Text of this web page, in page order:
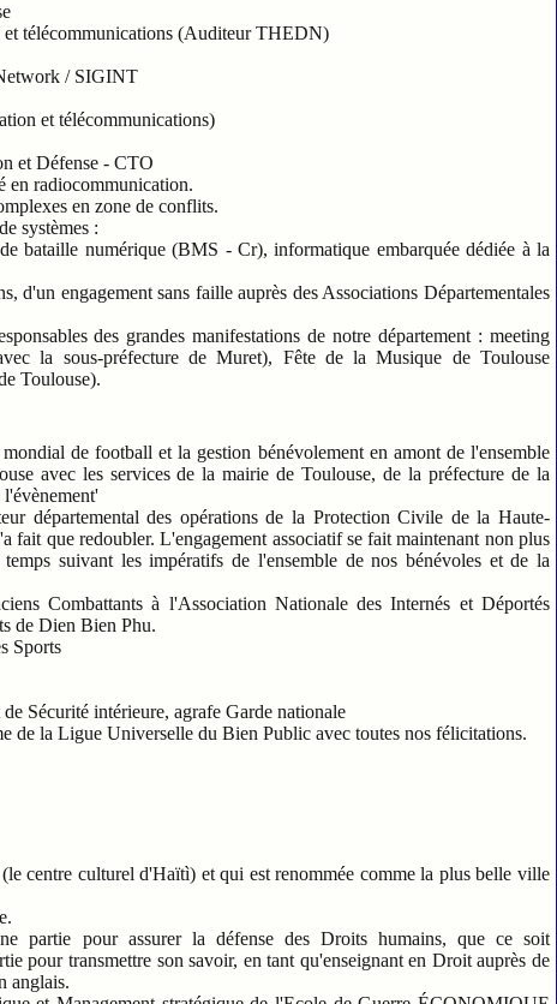
et télécommunications (Auditeur THEDN)
/ SIGINT
et télécommunications)
et Défense - CTO
en radiocommunication.
en zone de conflits.
systèmes :
bataille numérique (BMS - Cr), informatique embarquée dédiée à la
engagement sans faille auprès des Associations Départementales
des grandes manifestations de notre département : meeting
la sous-préfecture de Muret), Fête de la Musique de Toulouse
Toulouse).
de football et la gestion bénévolement en amont de l'ensemble
avec les services de la mairie de Toulouse, de la préfecture de la
départemental des opérations de la Protection Civile de la Haute-
fait que redoubler. L'engagement associatif se fait maintenant non plus
suivant les impératifs de l'ensemble de nos bénévoles et de la
Combattants à l'Association Nationale des Internés et Déportés
de Dien Bien Phu.
Sports
Sécurité intérieure, agrafe Garde nationale
de la Ligue Universelle du Bien Public avec toutes nos félicitations.
centre culturel d'Haïtì) et qui est renommée comme la plus belle ville
partie pour assurer la défense des Droits humains, que ce soit
pour transmettre son savoir, en tant qu'enseignant en Droit auprès de
anglais.